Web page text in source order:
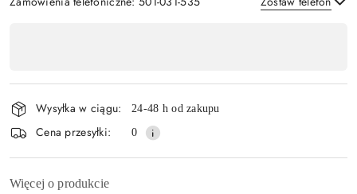
i
dostawa
Wysyłka w ciągu: 24-48 h od zakupu
Cena przesyłki: 0
Więcej o produkcie